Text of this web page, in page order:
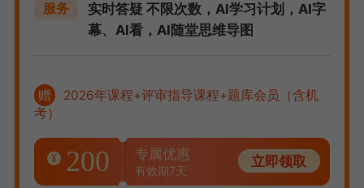
服务
实时答疑 不限次数，AI学习计划，AI字
幕、AI看，AI随堂思维导图
赠
2026年课程+评审指导课程+题库会员（含机
考）
¥ 200 专属优惠
有效期7天
立即领取